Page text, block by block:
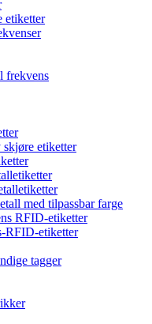
etiketter
frekvens
etiketter
med tilpassbar farge
RFID-etiketter
RFID-etiketter
tagger